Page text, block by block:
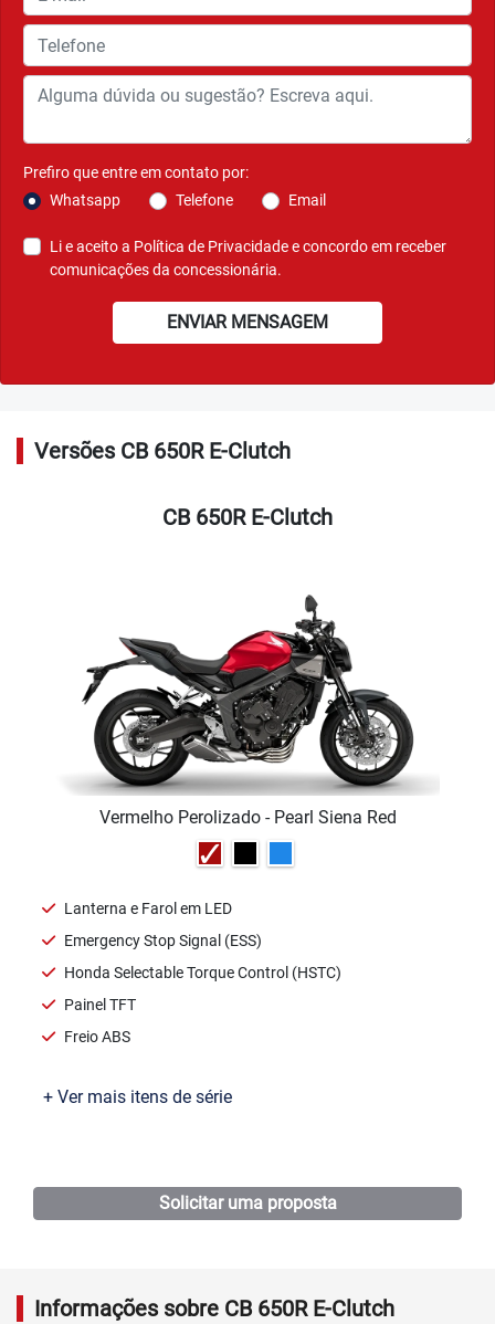
Prefiro que entre em contato por:
Whatsapp
Telefone Email
Li e aceito a Política de Privacidadee concordo em receber
comunicações da concessionária.
ENVIAR MENSAGEM
Versões CB 650R E-Clutch
CB 650R E-Clutch
Vermelho Perolizado - Pearl Siena Red
Lanterna e Farol em LED
Emergency Stop Signal (ESS)
Honda Selectable Torque Control (HSTC)
Painel TFT
Freio ABS
+ Ver mais itens de série
Solicitar uma proposta
Informações sobre CB 650R E-Clutch